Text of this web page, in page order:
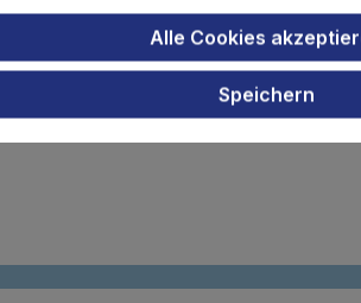
Alle Cookies
Speichern